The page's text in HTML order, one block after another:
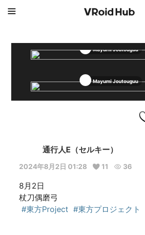
Mayumi Joutouguu
Mayumi Joutouguu
通行人E（セルキー）
2024年8月2日 01:28 11 36
8月2日
杖刀偶磨弓
#東方Project #東方プロジェクト